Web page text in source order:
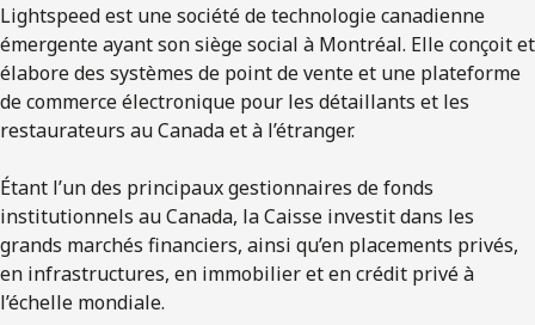
Lightspeed est une société de technologie canadienne
émergente ayant son siège social à Montréal. Elle conçoit et
élabore des systèmes de point de vente et une plateforme
de commerce électronique pour les détaillants et les
restaurateurs au Canada et à l’étranger.
Étant l’un des principaux gestionnaires de fonds
institutionnels au Canada, la Caisse investit dans les
grands marchés financiers, ainsi qu’en placements privés,
en infrastructures, en immobilier et en crédit privé à
l’échelle mondiale.